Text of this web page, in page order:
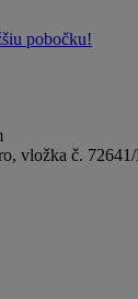
pobočku!
vložka č.